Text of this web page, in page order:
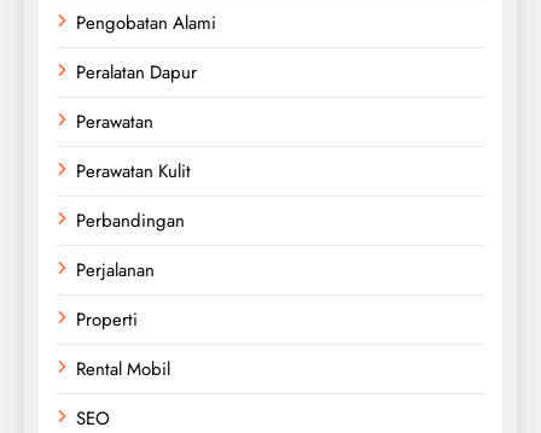
Pengobatan Alami
Peralatan Dapur
Perawatan
Perawatan Kulit
Perbandingan
Perjalanan
Properti
Rental Mobil
SEO